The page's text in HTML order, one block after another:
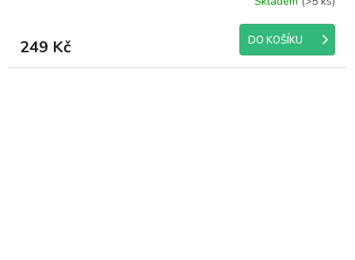
249 Kč DO KOŠÍKU